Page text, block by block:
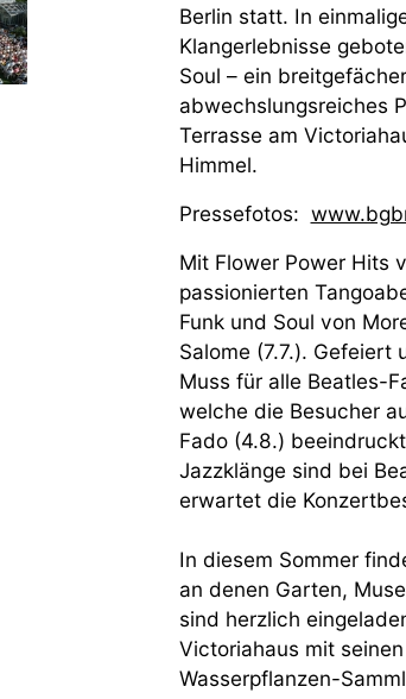
Berlin statt. In
Klangerlebnisse
Soul – ein
abwechslungsreiches
Terrasse am
Himmel.
Pressefotos:
Mit Flower Power Hits
passionierten
Funk und Soul von
Salome (7.7.). Gefeiert
Muss für alle Beatles-
welche die Besucher
Fado (4.8.)
Jazzklänge sind bei
erwartet die
In diesem Sommer
an denen Garten,
sind herzlich
Victoriahaus mit
Wasserpflanzen-